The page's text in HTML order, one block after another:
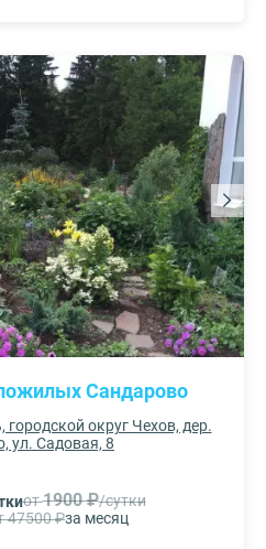
Сандарово
округ Чехов, дер.
ул. Садовая, 8
от1900 ₽/сутки
47500 ₽за месяц